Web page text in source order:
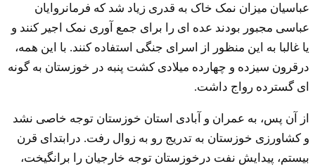
عباسیان میزان نمک خاک به قدری زیاد شد که فرمانروایان
عباسی مجبور بودند عده ای را برای جمع آوری نمک اجیر کنند و
یا غالبا به این منظور از اسرای جنگی استفاده کنند. با این همه،
درقرون سیزده و چهارده میلادی کشت پنبه در خوزستان به گونه
ای گسترده رواج داشت.
از آن پس، به عمران و آبادی استان خوزستان توجه خاصی نشد
و کشاورزی خوزستان به تدریج رو به زوال رفت. درابتدای قرن
بیستم، پیدایش نفت درخوزستان توجه خارجیان را برانگیخت،